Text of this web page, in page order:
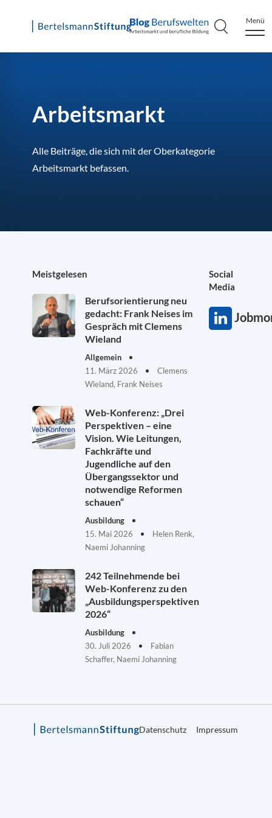
Skip
Menü
Arbeitsmarkt
Alle Beiträge, die sich mit der Oberkategorie
Arbeitsmarkt befassen.
Meistgelesen
Berufsorientierung neu
gedacht: Frank Neises im
Gespräch mit Clemens
Wieland
Allgemein
11. März 2026
Clemens
Wieland, Frank Neises
Web-Konferenz: „Drei
Perspektiven – eine
Vision. Wie Leitungen,
Fachkräfte und
Jugendliche auf den
Übergangssektor und
notwendige Reformen
schauen“
Ausbildung
15. Mai 2026
Helen Renk,
Naemi Johanning
242 Teilnehmende bei
Web-Konferenz zu den
„Ausbildungsperspektiven
2026“
Ausbildung
30. Juli 2026
Fabian
Schaffer, Naemi Johanning
Social
Media
Datenschutz Impressum